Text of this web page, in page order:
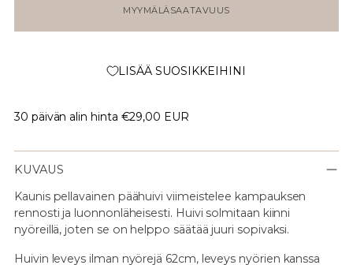
MYYMÄLÄSAATAVUUS
LISÄÄ SUOSIKKEIHINI
30 päivän alin hinta €29,00 EUR
KUVAUS
Kaunis pellavainen päähuivi viimeistelee kampauksen
rennosti ja luonnonläheisesti. Huivi solmitaan kiinni
nyöreillä, joten se on helppo säätää juuri sopivaksi.
Huivin leveys ilman nyörejä 62cm, leveys nyörien kanssa